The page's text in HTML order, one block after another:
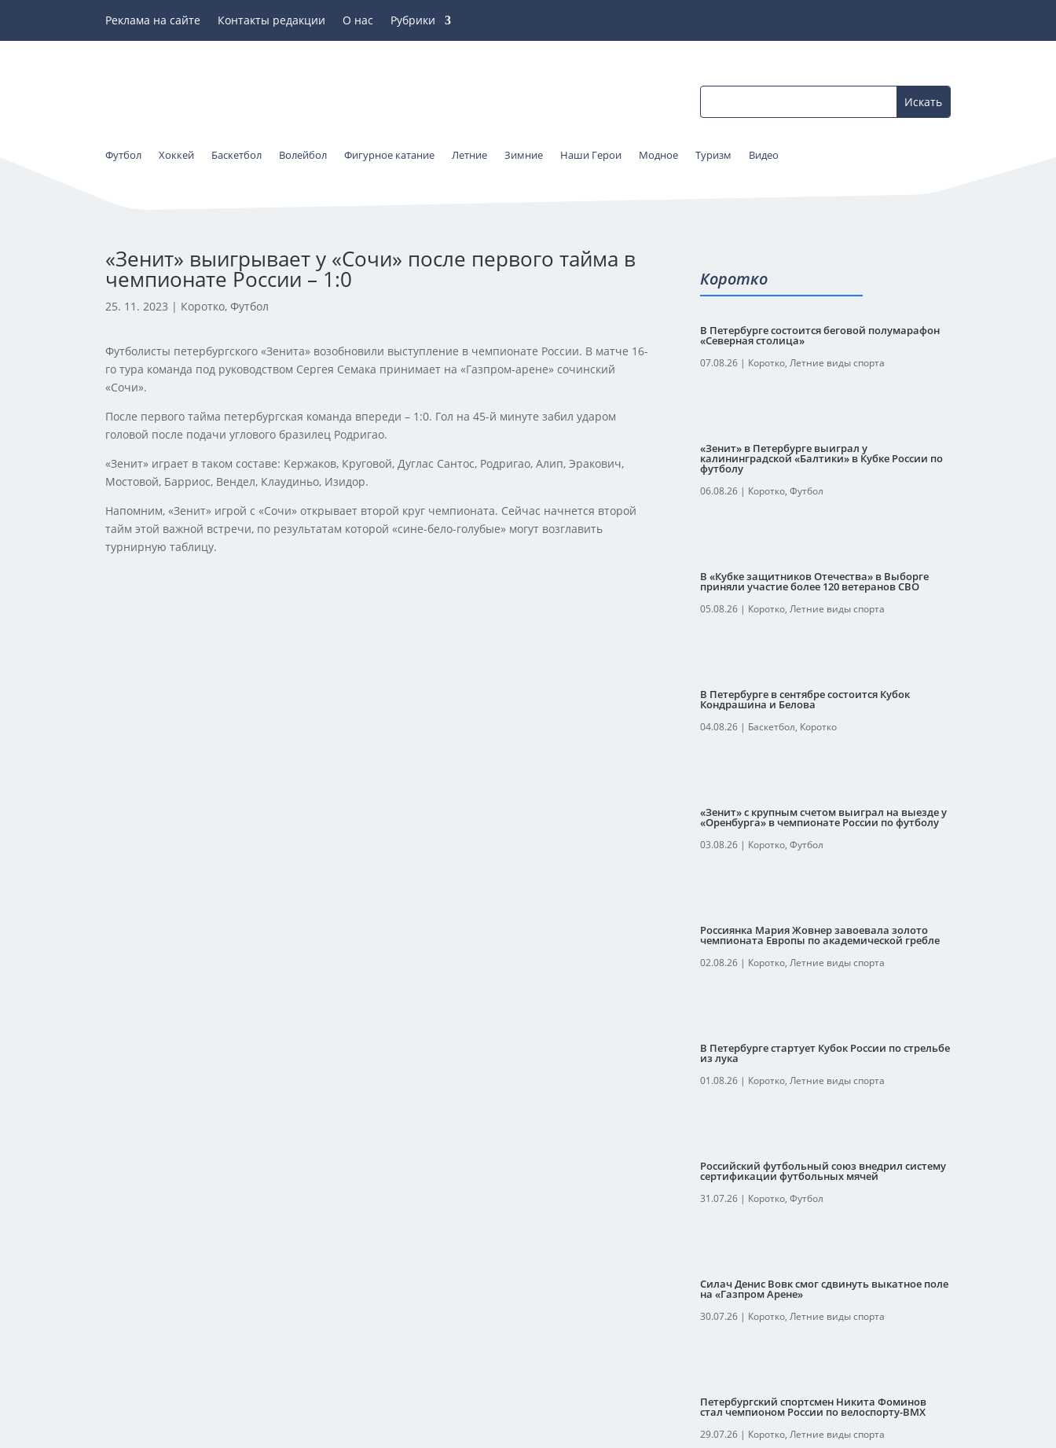
Реклама на сайте Контакты редакции О нас Рубрики
Футбол Хоккей Баскетбол Волейбол Фигурное катание Летние Зимние Наши Герои Модное Туризм Видео
«Зенит» выигрывает у «Сочи» после первого тайма в
чемпионате России – 1:0
25. 11. 2023 | Коротко,Футбол
Футболисты петербургского «Зенита» возобновили выступление в чемпионате России. В матче 16-
го тура команда под руководством Сергея Семака принимает на «Газпром-арене» сочинский
«Сочи».
После первого тайма петербургская команда впереди – 1:0. Гол на 45-й минуте забил ударом
головой после подачи углового бразилец Родригао.
«Зенит» играет в таком составе: Кержаков, Круговой, Дуглас Сантос, Родригао, Алип, Эракович,
Мостовой, Барриос, Вендел, Клаудиньо, Изидор.
Напомним, «Зенит» игрой с «Сочи» открывает второй круг чемпионата. Сейчас начнется второй
тайм этой важной встречи, по результатам которой «сине-бело-голубые» могут возглавить
турнирную таблицу.
Коротко
В Петербурге состоится беговой полумарафон
«Северная столица»
07.08.26| Коротко, Летние виды спорта
«Зенит» в Петербурге выиграл у
калининградской «Балтики» в Кубке России по
футболу
06.08.26| Коротко, Футбол
В «Кубке защитников Отечества» в Выборге
приняли участие более 120 ветеранов СВО
05.08.26| Коротко, Летние виды спорта
В Петербурге в сентябре состоится Кубок
Кондрашина и Белова
04.08.26| Баскетбол, Коротко
«Зенит» с крупным счетом выиграл на выезде у
«Оренбурга» в чемпионате России по футболу
03.08.26| Коротко, Футбол
Россиянка Мария Жовнер завоевала золото
чемпионата Европы по академической гребле
02.08.26| Коротко, Летние виды спорта
В Петербурге стартует Кубок России по стрельбе
из лука
01.08.26| Коротко, Летние виды спорта
Российский футбольный союз внедрил систему
сертификации футбольных мячей
31.07.26| Коротко, Футбол
Силач Денис Вовк смог сдвинуть выкатное поле
на «Газпром Арене»
30.07.26| Коротко, Летние виды спорта
Петербургский спортсмен Никита Фоминов
стал чемпионом России по велоспорту-ВМХ
29.07.26| Коротко, Летние виды спорта